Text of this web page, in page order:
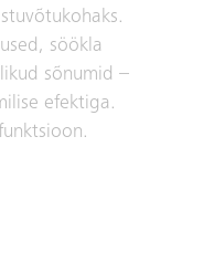
söökla
sõnumid –
efektiga.